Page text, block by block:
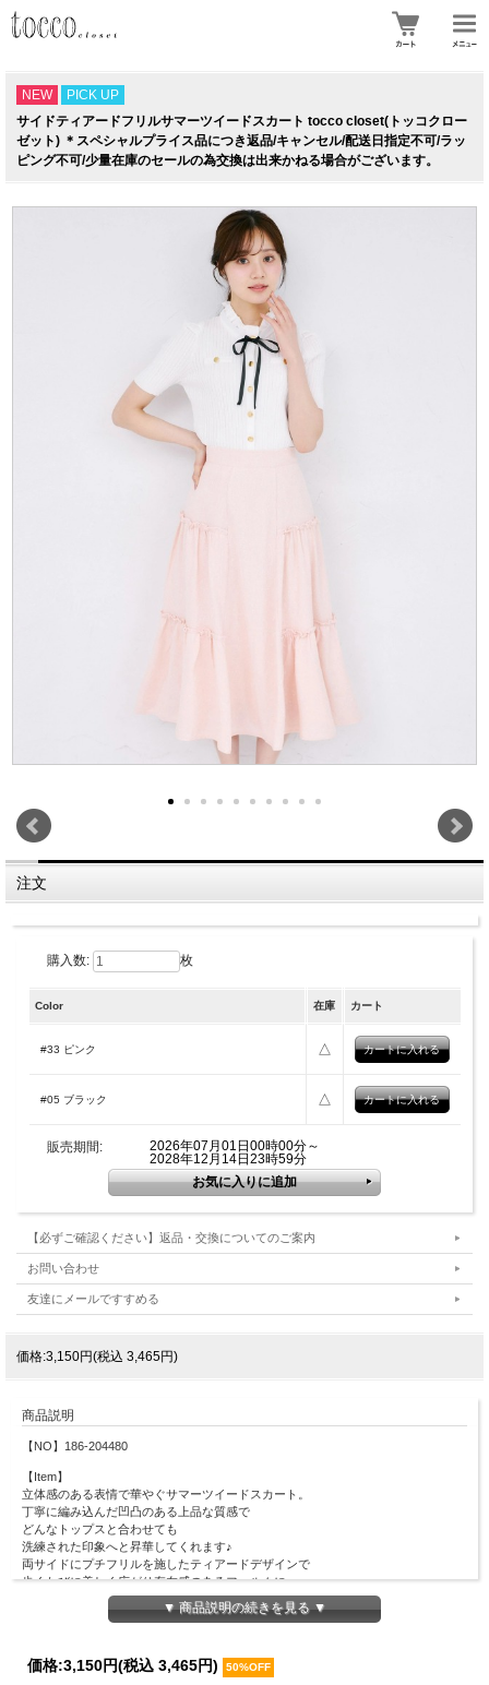
NEW
PICK UP
サイドティアードフリルサマーツイードスカート tocco closet(トッコクロー
ゼット) ＊スペシャルプライス品につき返品/キャンセル/配送日指定不可/ラッ
ピング不可/少量在庫のセールの為交換は出来かねる場合がございます。
注文
購入数: 枚
Color 在庫 カート
#33 ピンク △
#05 ブラック △
販売期間:
2026年07月01日00時00分～
2028年12月14日23時59分
【必ずご確認ください】返品・交換についてのご案内
お問い合わせ
友達にメールですすめる
価格:3,150円(税込 3,465円)
商品説明
【NO】186-204480
【Item】
立体感のある表情で華やぐサマーツイードスカート。
丁寧に編み込んだ凹凸のある上品な質感で
どんなトップスと合わせても
洗練された印象へと昇華してくれます♪
両サイドにプチフリルを施したティアードデザインで
歩くたびに美しく広がり存在感のあるフォルムに。
ウエスト周りはすっきりと、
裾に向かってボリュームを出すことで
Ｔシャツでカジュアルダウンしても様になる、
▼ 商品説明の続きを見る ▼
価格:3,150円(税込 3,465円) 50%OFF